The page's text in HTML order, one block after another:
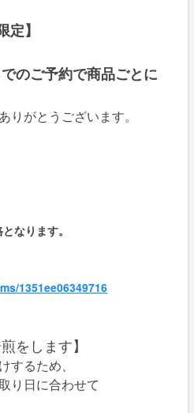
定】
のご予約で商品ごとに
りがとうございます。
なります。
1351ee06349716
をします】
するため、
り日に合わせて